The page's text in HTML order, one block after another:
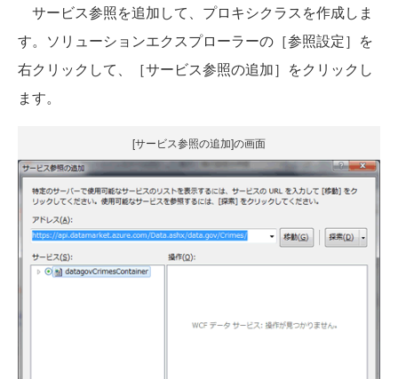
サービス参照を追加して、プロキシクラスを作成しま
す。ソリューションエクスプローラーの［参照設定］を
右クリックして、［サービス参照の追加］をクリックし
ます。
[サービス参照の追加]の画面